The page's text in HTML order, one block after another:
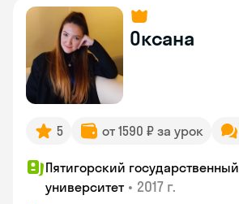
Оксана
5 от 1590 ₽ за урок
Пятигорский государственный
университет • 2017 г.